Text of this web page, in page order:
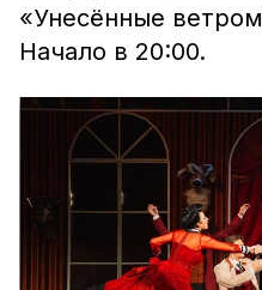
«Унесённые
Начало в 20:00.